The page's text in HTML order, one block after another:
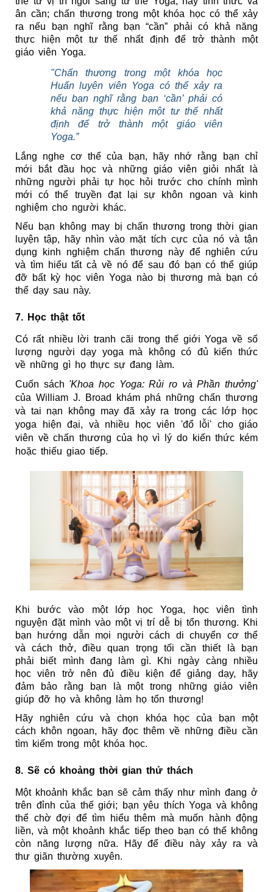
ân cần; chấn thương trong một khóa học có thể xảy
ra nếu bạn nghĩ rằng bạn “cần” phải có khả năng
thực hiện một tư thế nhất định để trở thành một
giáo viên Yoga.
"Chấn thương trong một khóa học
Huấn luyên viên Yoga có thể xảy ra
nếu bạn nghĩ rằng bạn ‘cần’ phải có
khả năng thực hiện một tư thế nhất
định để trở thành một giáo viên
Yoga.”
Lắng nghe cơ thể của bạn, hãy nhớ rằng bạn chỉ
mới bắt đầu học và những giáo viên giỏi nhất là
những người phải tự học hỏi trước cho chính mình
mới có thể truyền đạt lại sự khôn ngoan và kinh
nghiệm cho người khác.
Nếu bạn không may bị chấn thương trong thời gian
luyện tập, hãy nhìn vào mặt tích cực của nó và tận
dụng kinh nghiệm chấn thương này để nghiên cứu
và tìm hiểu tất cả về nó để sau đó bạn có thể giúp
đỡ bất kỳ học viên Yoga nào bị thương mà bạn có
thể dạy sau này.
7. Học thật tốt
Có rất nhiều lời tranh cãi trong thế giới Yoga về số
lượng người dạy yoga mà không có đủ kiến thức
về những gì họ thực sự đang làm.
Cuốn sách 'Khoa học Yoga: Rủi ro và Phần thưởng'
của William J. Broad khám phá những chấn thương
và tai nạn không may đã xảy ra trong các lớp học
yoga hiện đại, và nhiều học viên 'đổ lỗi' cho giáo
viên về chấn thương của họ vì lý do kiến thức kém
hoặc thiếu giao tiếp.
Khi bước vào một lớp học Yoga, học viên tình
nguyện đặt mình vào một vị trí dễ bị tổn thương. Khi
bạn hướng dẫn mọi người cách di chuyển cơ thể
và cách thở, điều quan trọng tối cần thiết là bạn
phải biết mình đang làm gì. Khi ngày càng nhiều
học viên trở nên đủ điều kiện để giảng dạy, hãy
đảm bảo rằng bạn là một trong những giáo viên
giúp đỡ họ và không làm họ tổn thương!
Hãy nghiên cứu và chọn khóa học của bạn một
cách khôn ngoan, hãy đọc thêm về những điều cần
tìm kiếm trong một khóa học.
8. Sẽ có khoảng thời gian thử thách
Một khoảnh khắc bạn sẽ cảm thấy như mình đang ở
trên đỉnh của thế giới; bạn yêu thích Yoga và không
thể chờ đợi để tìm hiểu thêm mà muốn hành động
liền, và một khoảnh khắc tiếp theo bạn có thể không
còn năng lượng nữa. Hãy để điều này xảy ra và
thư giãn thường xuyên.